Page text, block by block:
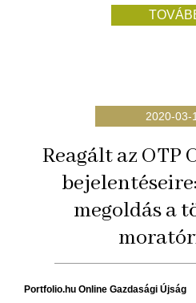
2020-03-
Reagált az OTP
megoldás a
Portfolio.hu Online Gazdasági Újság